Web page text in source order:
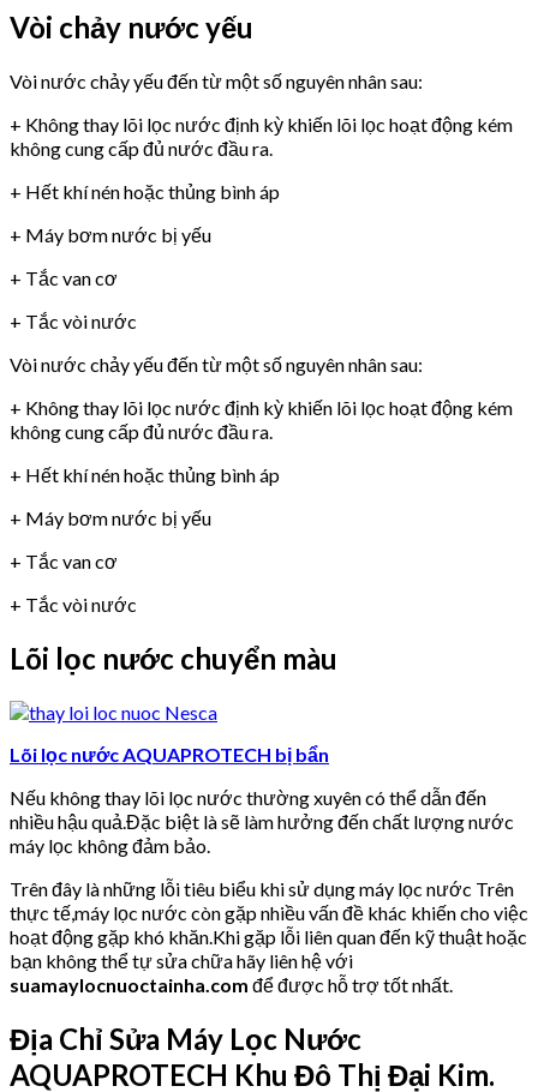
Vòi chảy nước yếu
Vòi nước chảy yếu đến từ một số nguyên nhân sau:
+ Không thay lõi lọc nước định kỳ khiến lõi lọc hoạt động kém
không cung cấp đủ nước đầu ra.
+ Hết khí nén hoặc thủng bình áp
+ Máy bơm nước bị yếu
+ Tắc van cơ
+ Tắc vòi nước
Vòi nước chảy yếu đến từ một số nguyên nhân sau:
+ Không thay lõi lọc nước định kỳ khiến lõi lọc hoạt động kém
không cung cấp đủ nước đầu ra.
+ Hết khí nén hoặc thủng bình áp
+ Máy bơm nước bị yếu
+ Tắc van cơ
+ Tắc vòi nước
Lõi lọc nước chuyển màu
Lõi lọc nước AQUAPROTECH bị bẩn
Nếu không thay lõi lọc nước thường xuyên có thể dẫn đến
nhiều hậu quả.Đặc biệt là sẽ làm hưởng đến chất lượng nước
máy lọc không đảm bảo.
Trên đây là những lỗi tiêu biểu khi sử dụng máy lọc nước Trên
thực tế,máy lọc nước còn gặp nhiều vấn đề khác khiến cho việc
hoạt động gặp khó khăn.Khi gặp lỗi liên quan đến kỹ thuật hoặc
bạn không thể tự sửa chữa hãy liên hệ với
suamaylocnuoctainha.com để được hỗ trợ tốt nhất.
Địa Chỉ Sửa Máy Lọc Nước
AQUAPROTECH Khu Đô Thị Đại Kim.